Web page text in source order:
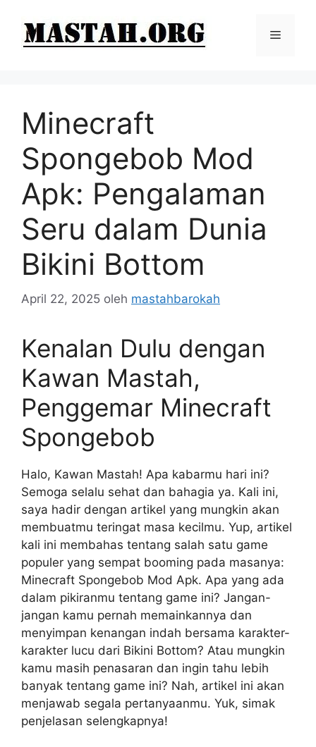
Menu
Minecraft
Spongebob Mod
Apk: Pengalaman
Seru dalam Dunia
Bikini Bottom
April 22, 2025 oleh mastahbarokah
Kenalan Dulu dengan
Kawan Mastah,
Penggemar Minecraft
Spongebob
Halo, Kawan Mastah! Apa kabarmu hari ini?
Semoga selalu sehat dan bahagia ya. Kali ini,
saya hadir dengan artikel yang mungkin akan
membuatmu teringat masa kecilmu. Yup, artikel
kali ini membahas tentang salah satu game
populer yang sempat booming pada masanya:
Minecraft Spongebob Mod Apk. Apa yang ada
dalam pikiranmu tentang game ini? Jangan-
jangan kamu pernah memainkannya dan
menyimpan kenangan indah bersama karakter-
karakter lucu dari Bikini Bottom? Atau mungkin
kamu masih penasaran dan ingin tahu lebih
banyak tentang game ini? Nah, artikel ini akan
menjawab segala pertanyaanmu. Yuk, simak
penjelasan selengkapnya!